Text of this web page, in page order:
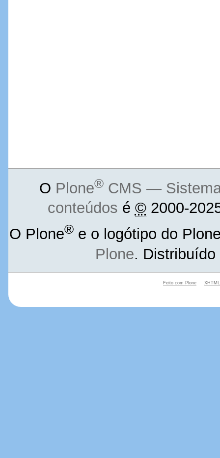
O Plone®CMS — Sistema
conteúdos é ©2000-
O Plone® e o logótipo do
Plone.
Feito com Plone